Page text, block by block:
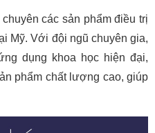
các sản phẩm điều trị
Mỹ. Với đội ngũ chuyên gia,
dụng khoa học hiện đại,
phẩm chất lượng cao, giúp